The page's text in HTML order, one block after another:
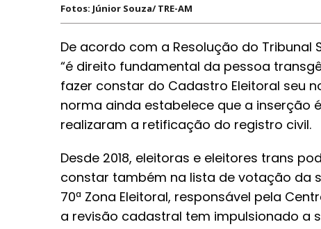
Fotos: Júnior Souza/ TRE-AM
De acordo com a Resolução do Tribunal
“é direito fundamental da pessoa
fazer constar do Cadastro Eleitoral seu
norma ainda estabelece que a inserção
realizaram a retificação do registro civil.
Desde 2018, eleitoras e eleitores trans
constar também na lista de votação da
70ª Zona Eleitoral, responsável pela
a revisão cadastral tem impulsionado a